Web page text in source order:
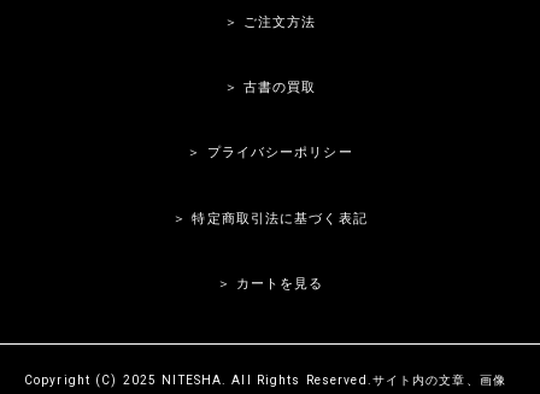
＞ ご注文方法
＞ 古書の買取
＞ プライバシーポリシー
＞ 特定商取引法に基づく表記
＞ カートを見る
Copyright (C) 2025 NITESHA. All Rights Reserved.サイト内の文章、画像